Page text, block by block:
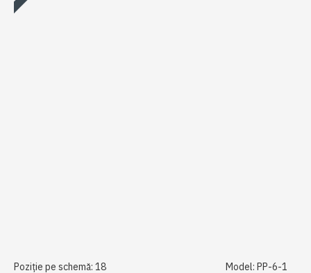
Poziție pe schemă: 18 Model: PP-6-1